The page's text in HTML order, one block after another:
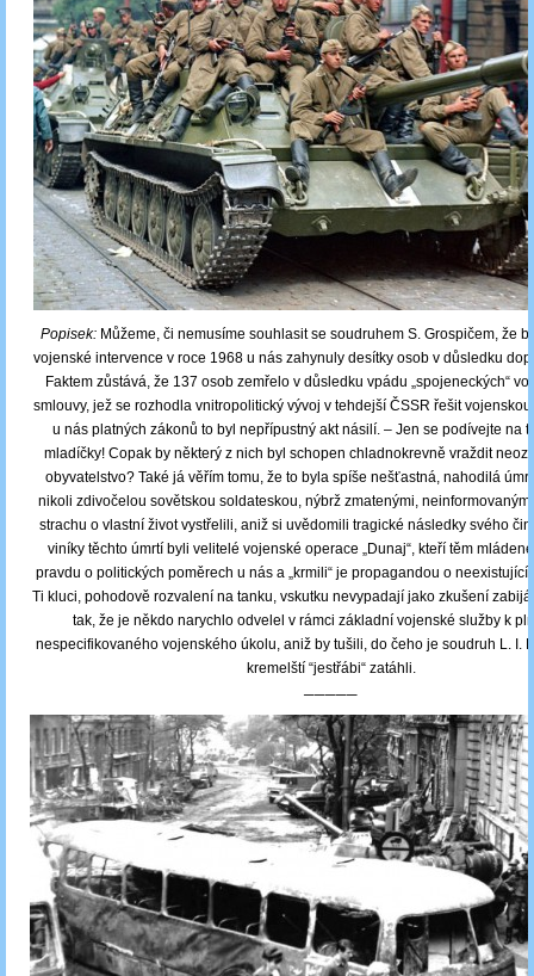
Popisek: Můžeme, či nemusíme souhlasit se soudruhem S. Grospičem, že
vojenské intervence v roce 1968 u nás zahynuly desítky osob v důsledku
Faktem zůstává, že 137 osob zemřelo v důsledku vpádu „spojeneckých“
smlouvy, jež se rozhodla vnitropolitický vývoj v tehdejší ČSSR řešit
u nás platných zákonů to byl nepřípustný akt násilí. – Jen se podívejte na
mladíčky! Copak by některý z nich byl schopen chladnokrevně vraždit
obyvatelstvo? Také já věřím tomu, že to byla spíše nešťastná, nahodilá
nikoli zdivočelou sovětskou soldateskou, nýbrž zmatenými,
strachu o vlastní život vystřelili, aniž si uvědomili tragické následky svého
viníky těchto úmrtí byli velitelé vojenské operace „Dunaj“, kteří těm
pravdu o politických poměrech u nás a „krmili“ je propagandou o neexistující
Ti kluci, pohodově rozvalení na tanku, vskutku nevypadají jako zkušení
tak, že je někdo narychlo odvelel v rámci základní vojenské služby k
nespecifikovaného vojenského úkolu, aniž by tušili, do čeho je soudruh L. I.
kremelští “jestřábi“ zatáhli.
─────